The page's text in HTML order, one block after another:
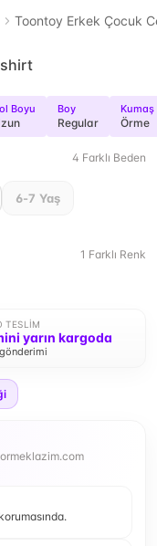
Toontoy Erkek Çocuk
Boyu Boy
Regular
Kumaş
Örme
4 Farklı Beden
6-7 Yaş
1 Farklı Renk
TESLIM
yarın kargoda
gönderimi